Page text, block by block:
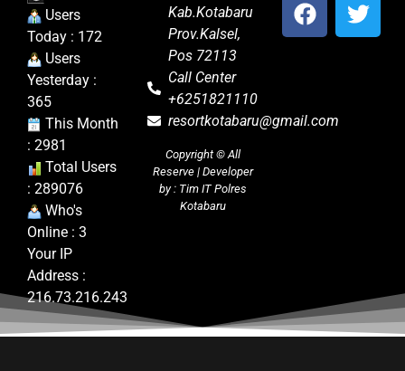
Users
Today : 172
Users
Yesterday :
365
This Month
: 2981
Total Users
: 289076
Who's
Online : 3
Your IP
Address :
216.73.216.243
Kab.Kotabaru
Prov.Kalsel,
Pos 72113
Call Center
+6251821110
resortkotabaru@gmail.com
Copyright ©All
Reserve | Developer
by : Tim IT Polres
Kotabaru